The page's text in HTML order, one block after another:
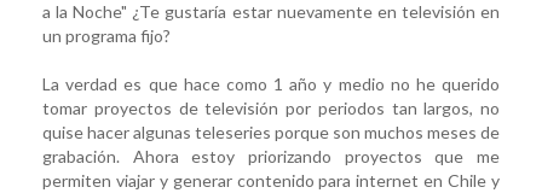
a la Noche" ¿Te gustaría estar nuevamente en televisión en
un programa fijo?
La verdad es que hace como 1 año y medio no he querido
tomar proyectos de televisión por periodos tan largos, no
quise hacer algunas teleseries porque son muchos meses de
grabación. Ahora estoy priorizando proyectos que me
permiten viajar y generar contenido para internet en Chile y